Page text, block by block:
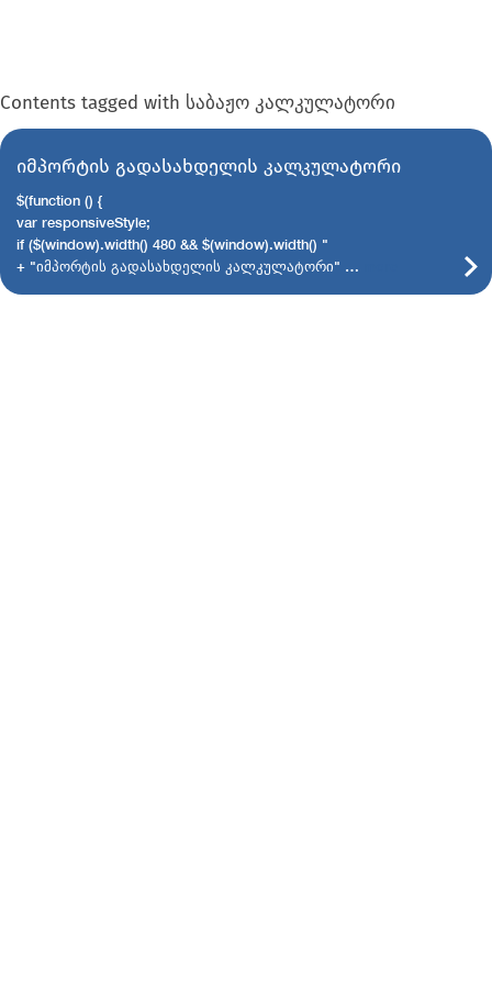
Contents tagged with საბაჟო კალკულატორი
იმპორტის გადასახდელის კალკულატორი
$(function () {
var responsiveStyle;
if ($(window).width() 480 && $(window).width() "
+ "იმპორტის გადასახდელის კალკულატორი" …